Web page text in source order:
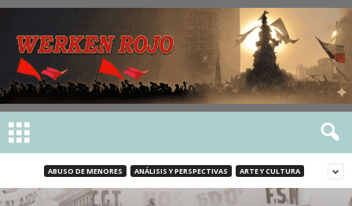
ABUSO DE MENORES ANÁLISIS Y PERSPECTIVAS ARTE Y CULTURA